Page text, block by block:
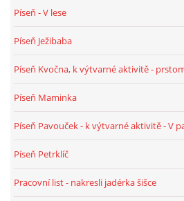
20.10. DEN STROMŮ
DUŠIČKY
Píseň - V lese
Píseň Ježibaba
Píseň Kvočna, k výtvarné aktivitě -
Píseň Maminka
Píseň Pavouček - k výtvarné aktivitě - V
Píseň Petrklíč
Pracovní list - nakresli jadérka šišce